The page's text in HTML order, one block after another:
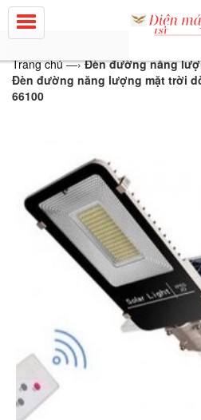
Trang chủ—› Đèn đường năng
Đèn đường năng lượng mặt trời
66100